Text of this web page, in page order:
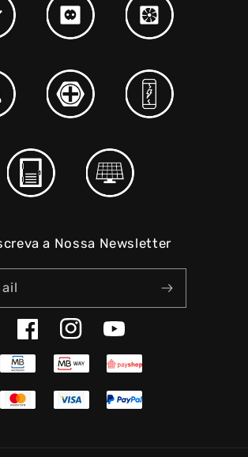
a Nossa Newsletter
FacebookInstagramYouTube